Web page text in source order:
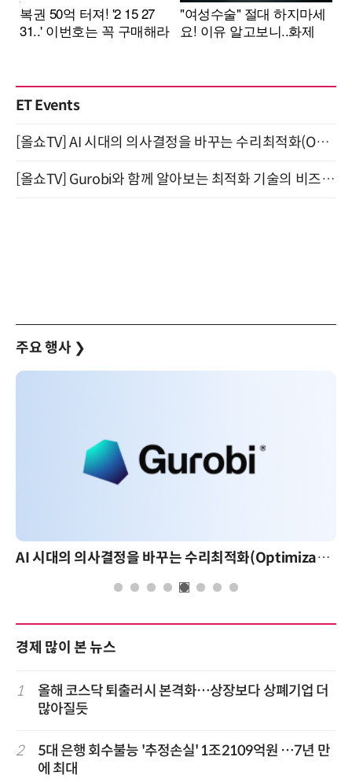
ET Events
[올쇼TV] AI 시대의 의사결정을 바꾸는 수리최적화(Optimization) 소개 (8/20 생방송)
[올쇼TV] Gurobi와 함께 알아보는 최적화 기술의 비즈니스 활용 (8월 20일 생방송)
주요 행사 ❯
AI 시대의 의사결정을 바꾸는 수리최적화(Optimization): 실제 산업 적용 사례와 활용 전략
경제 많이 본 뉴스
1
올해 코스닥 퇴출러시 본격화…상장보다 상폐기업 더
많아질듯
2
5대 은행 회수불능 '추정손실' 1조2109억원 …7년 만
에 최대